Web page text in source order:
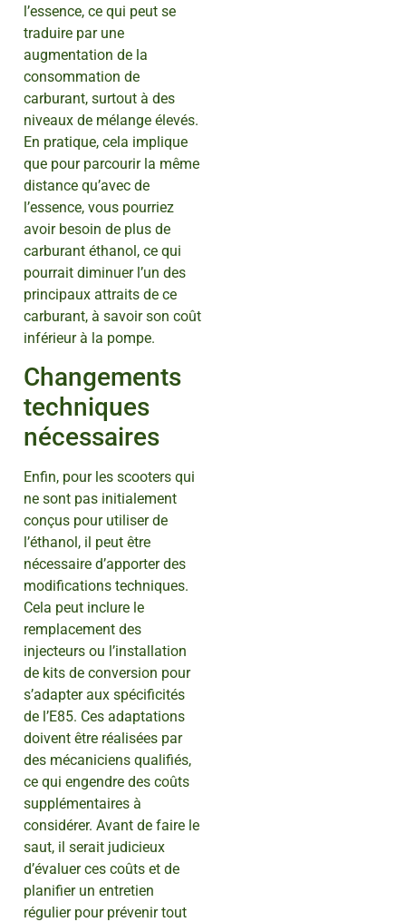
l’essence, ce qui peut se
traduire par une
augmentation de la
consommation de
carburant, surtout à des
niveaux de mélange élevés.
En pratique, cela implique
que pour parcourir la même
distance qu’avec de
l’essence, vous pourriez
avoir besoin de plus de
carburant éthanol, ce qui
pourrait diminuer l’un des
principaux attraits de ce
carburant, à savoir son coût
inférieur à la pompe.
Changements
techniques
nécessaires
Enfin, pour les scooters qui
ne sont pas initialement
conçus pour utiliser de
l’éthanol, il peut être
nécessaire d’apporter des
modifications techniques.
Cela peut inclure le
remplacement des
injecteurs ou l’installation
de kits de conversion pour
s’adapter aux spécificités
de l’E85. Ces adaptations
doivent être réalisées par
des mécaniciens qualifiés,
ce qui engendre des coûts
supplémentaires à
considérer. Avant de faire le
saut, il serait judicieux
d’évaluer ces coûts et de
planifier un entretien
régulier pour prévenir tout